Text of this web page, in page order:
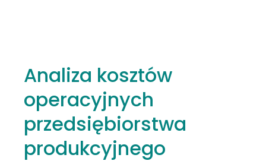
Analiza kosztów
operacyjnych
przedsiębiorstwa
produkcyjnego